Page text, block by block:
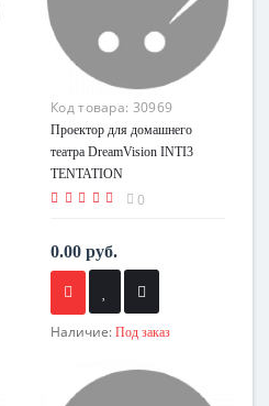
Код товара: 30969
Проектор для домашнего
театра DreamVision INTI3
TENTATION
0
0.00 руб.
Наличие: Под заказ